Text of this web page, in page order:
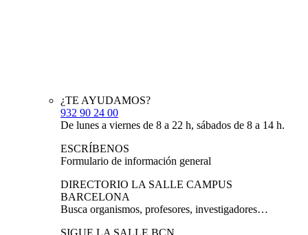
¿TE AYUDAMOS?
932 90 24 00
De lunes a viernes de 8 a 22 h, sábados de 8 a 14 h.
ESCRÍBENOS
Formulario de información general
DIRECTORIO LA SALLE CAMPUS
BARCELONA
Busca organismos, profesores, investigadores…
SIGUE LA SALLE BCN